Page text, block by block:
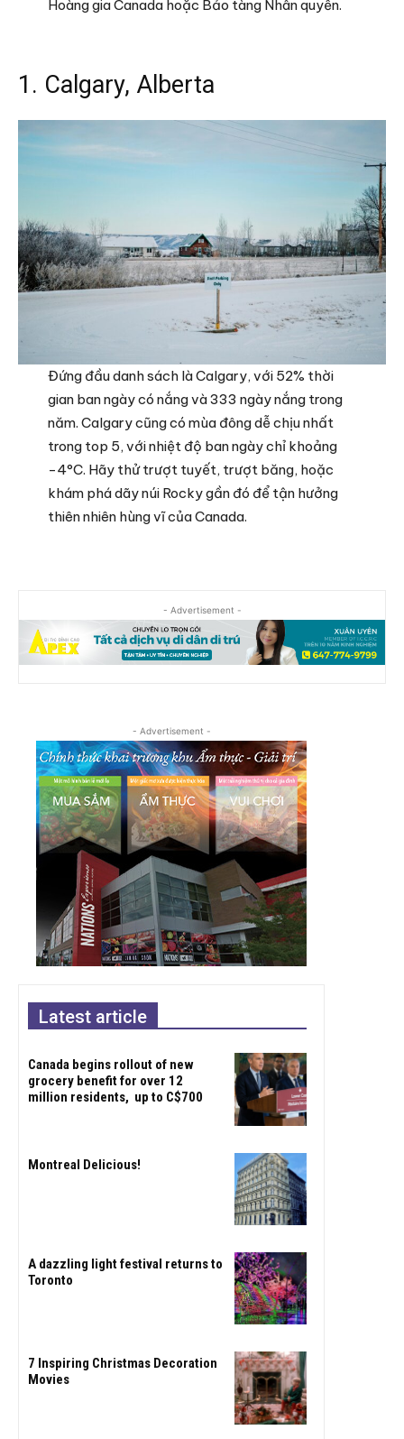
Hoàng gia Canada hoặc Bảo tàng Nhân quyền.
1. Calgary, Alberta
Đứng đầu danh sách là Calgary, với 52% thời
gian ban ngày có nắng và 333 ngày nắng trong
năm. Calgary cũng có mùa đông dễ chịu nhất
trong top 5, với nhiệt độ ban ngày chỉ khoảng
-4°C. Hãy thử trượt tuyết, trượt băng, hoặc
khám phá dãy núi Rocky gần đó để tận hưởng
thiên nhiên hùng vĩ của Canada.
- Advertisement -
- Advertisement -
Latest article
Canada begins rollout of new
grocery benefit for over 12
million residents, up to C$700
Montreal Delicious!
A dazzling light festival returns to
Toronto
7 Inspiring Christmas Decoration
Movies